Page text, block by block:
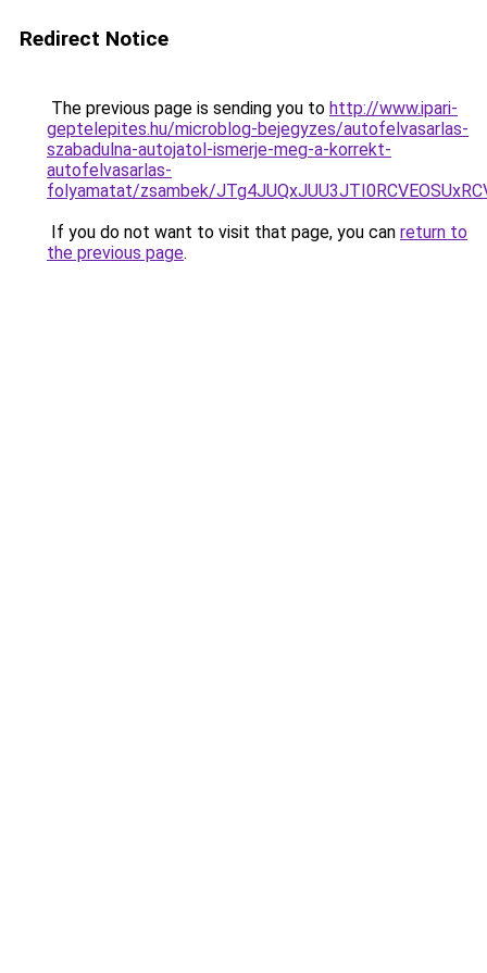
Redirect Notice
The previous page is sending you to http://www.ipari-
geptelepites.hu/microblog-bejegyzes/autofelvasarlas-
szabadulna-autojatol-ismerje-meg-a-korrekt-
autofelvasarlas-
folyamatat/zsambek/
If you do not want to visit that page, you can return to
the previous page.